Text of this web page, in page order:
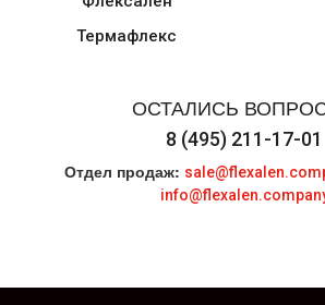
Термафлекс
ОСТАЛИСЬ
8 (495) 211-17-01
Отдел продаж: